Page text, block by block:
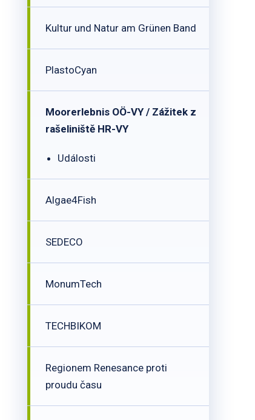
Kultur und Natur am Grünen Band
PlastoCyan
Moorerlebnis OÖ-VY / Zážitek z
rašeliniště HR-VY
Události
Algae4Fish
SEDECO
MonumTech
TECHBIKOM
Regionem Renesance proti
proudu času